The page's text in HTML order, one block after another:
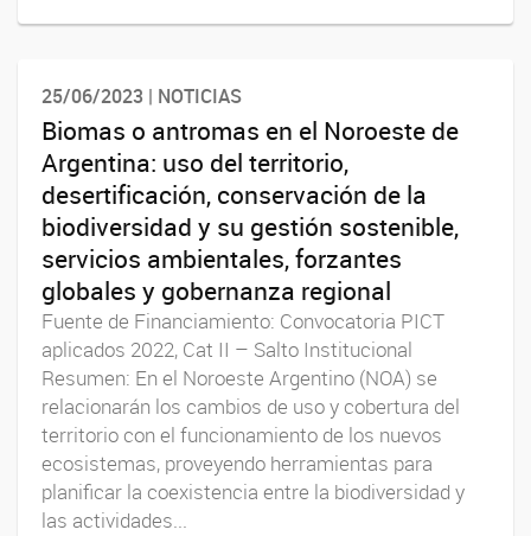
25/06/2023 | NOTICIAS
Biomas o antromas en el Noroeste de
Argentina: uso del territorio,
desertificación, conservación de la
biodiversidad y su gestión sostenible,
servicios ambientales, forzantes
globales y gobernanza regional
Fuente de Financiamiento: Convocatoria PICT
aplicados 2022, Cat II – Salto Institucional
Resumen: En el Noroeste Argentino (NOA) se
relacionarán los cambios de uso y cobertura del
territorio con el funcionamiento de los nuevos
ecosistemas, proveyendo herramientas para
planificar la coexistencia entre la biodiversidad y
las actividades...